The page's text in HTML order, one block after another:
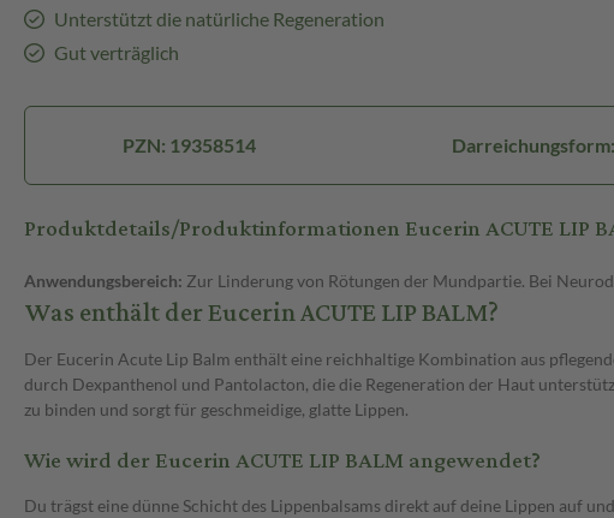
Unterstützt die natürliche Regeneration
Gut verträglich
PZN: 19358514
Produktdetails/Produktinformationen Eucerin ACUTE LIP
Anwendungsbereich: Zur Linderung von Rötungen der Mundpartie. Bei
Was enthält der Eucerin ACUTE LIP BALM?
Der Eucerin Acute Lip Balm enthält eine reichhaltige Kombination aus
durch Dexpanthenol und Pantolacton, die die Regeneration der Haut
zu binden und sorgt für geschmeidige, glatte Lippen.
Wie wird der Eucerin ACUTE LIP BALM angewendet?
Du trägst eine dünne Schicht des Lippenbalsams direkt auf deine Lippen auf